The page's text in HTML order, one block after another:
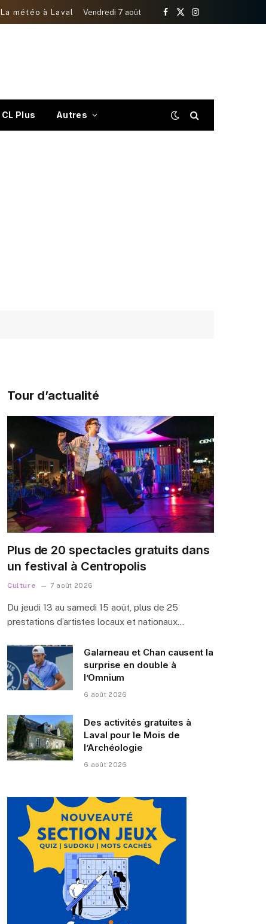
La météo à Laval Vendredi 7 août
Facebook
X
Instagram
CL Plus Autres
Tour d’actualité
Plus de 20 spectacles gratuits dans
un festival à Centropolis
Culture 7 août 2026
Du jeudi 13 au samedi 15 août, plus de 25
prestations d’artistes locaux et nationaux…
Galarneau et Chan causent la
surprise en double à
l’Omnium
6 août 2026
Des activités gratuites à
Laval pour le Mois de
l’Archéologie
6 août 2026